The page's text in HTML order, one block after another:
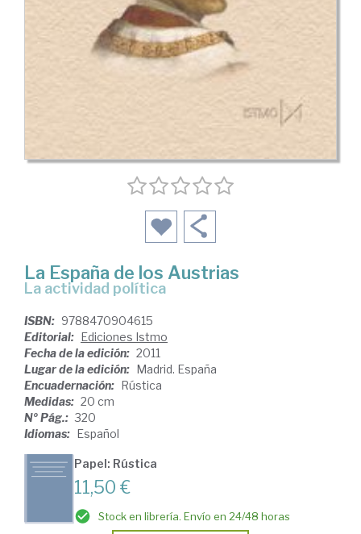
La España de los Austrias
la actividad política
ISBN: 9788470904615
Editorial: Ediciones Istmo
Fecha de la edición: 2011
Lugar de la edición: Madrid. España
Encuadernación: Rústica
Medidas: 20 cm
Nº Pág.: 320
Idiomas: Español
Papel: Rústica
11,50 €
Stock en librería. Envío en 24/48 horas